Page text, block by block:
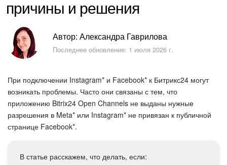
Безопасность в Битрикс24
С чего начать
AI в Битрикс24
Вайбкод
Лента Новостей
Задачи
причины и решения
Автор: Александра Гаврилова
Последнее обновление: 1 июля 2026 г.
При подключении Instagram* и Facebook* к Битрикс24 могут
возникать проблемы. Часто они связаны с тем, что
приложению Bitrix24 Open Channels не выданы нужные
разрешения в Meta* или Instagram* не привязан к публичной
странице Facebook*.
В статье расскажем, что делать, если: